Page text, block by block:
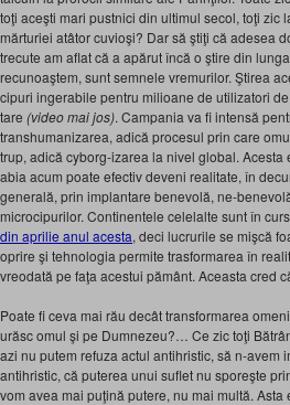
toţi aceşti mari pustnici din ultimul secol, toţi
mărturiei atâtor cuvioşi? Dar să ştiţi că adesea
trecute am aflat că a apărut încă o ştire din
recunoaştem, sunt semnele vremurilor. Ştirea
cipuri ingerabile pentru milioane de utilizatori
tare (video mai jos). Campania va fi intensă
transhumanizarea, adică procesul prin care
trup, adică cyborg-izarea la nivel global.
abia acum poate efectiv deveni realitate, în
generală, prin implantare benevolă, ne-
microcipurilor. Continentele celelalte sunt în
din aprilie anul acesta, deci lucrurile se mişcă
oprire şi tehnologia permite trasformarea în
vreodată pe faţa acestui pământ. Aceasta cred
Poate fi ceva mai rău decât transformarea
urăsc omul şi pe Dumnezeu?… Ce zic toţi
azi nu putem refuza actul antihristic, să n-
antihristic, că puterea unui suflet nu sporeşte
vom avea mai puţină putere, nu mai multă.